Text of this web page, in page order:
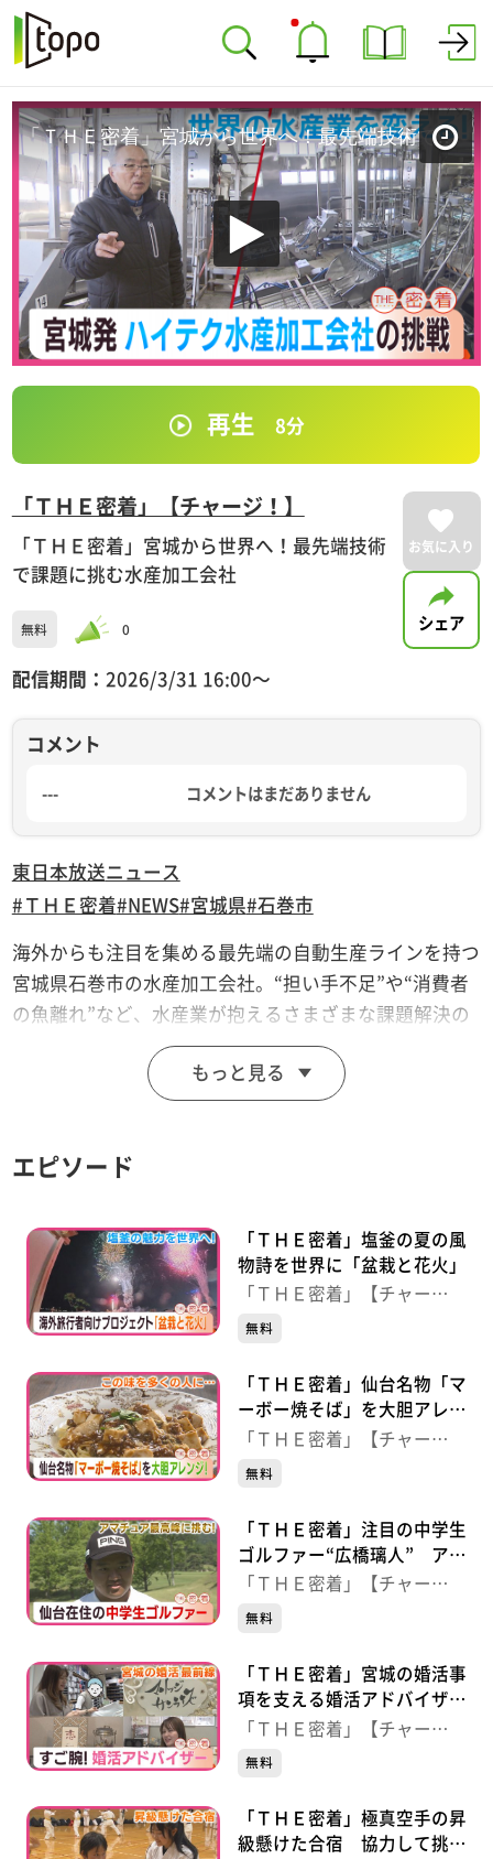
「ＴＨＥ密着」宮城から世界へ！最先端技術で課題に挑む水産加工会社
再生 8分
「ＴＨＥ密着」【チャージ！】
「ＴＨＥ密着」宮城から世界へ！最先端技術
で課題に挑む水産加工会社
無料 0
配信期間： 2026/3/31 16:00〜
お気に入り
シェア
コメント
--- コメントはまだありません
東日本放送ニュース
#ＴＨＥ密着#NEWS#宮城県#石巻市
海外からも注目を集める最先端の自動生産ラインを持つ
宮城県石巻市の水産加工会社。“担い手不足”や“消費者
の魚離れ”など、水産業が抱えるさまざまな課題解決の
ため挑み続ける現場に密着しました。
【放送局】東日本放送
もっと見る
エピソード
「ＴＨＥ密着」塩釜の夏の風
物詩を世界に「盆栽と花火」
「ＴＨＥ密着」【チャー
ジ！】
無料
「ＴＨＥ密着」仙台名物「マ
ーボー焼そば」を大胆アレン
ジ！
「ＴＨＥ密着」【チャー
ジ！】
無料
「ＴＨＥ密着」注目の中学生
ゴルファー“広橋璃人” アマ
チュア最高峰に挑む！
「ＴＨＥ密着」【チャー
ジ！】
無料
「ＴＨＥ密着」宮城の婚活事
項を支える婚活アドバイザー
に密着！
「ＴＨＥ密着」【チャー
ジ！】
無料
「ＴＨＥ密着」極真空手の昇
級懸けた合宿 協力して挑む